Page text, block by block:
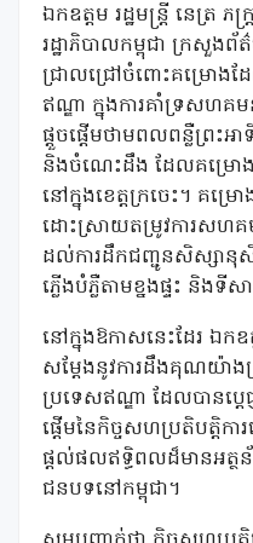
ឯកឧត្តម រដ្ឋមន្ត្រី នេត្រ ភ
រដ្ឋាភិបាលកម្ពុជា ក្រសួ
ជ្រាលជ្រៅចំពោះគម្រោងដ
ឥណ្ឌា ក្នុងការគាំទ្រសហ
ផ្តួចផ្តើមថាមពលពន្លឺព្រះ
និងចំណេះដឹង ដែលគម្រោងទ
នៅក្នុងខេត្តក្រចេះ។ គម្រ
ដោះស្រាយតម្រូវការស
ដល់ការដឹកជញ្ជូនសិស្សានុ
ភ្លើងបំភ្លឺតាមខ្នងផ្ទះ និងទី
នៅក្នុងឱកាសនេះដែរ ឯកឧ
សម្តែងនូវការដឹងគុណយ៉ាង
ប្រទេសឥណ្ឌា ដែលបានប្តេ
ផ្តើមនៃកិច្ចសហប្រតិបត្តិកា
ផ្តល់ផលឥទ្ធិពលដ៏មានអត្ថ
ជនបទនៅកម្ពុជា។